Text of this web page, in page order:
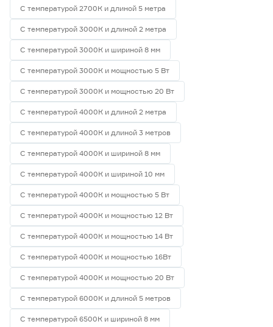
С температурой 2700К и длиной 5 метра
С температурой 3000К и длиной 2 метра
С температурой 3000К и шириной 8 мм
С температурой 3000К и мощностью 5 Вт
С температурой 3000К и мощностью 20 Вт
С температурой 4000К и длиной 2 метра
С температурой 4000К и длиной 3 метров
С температурой 4000К и шириной 8 мм
С температурой 4000К и шириной 10 мм
С температурой 4000К и мощностью 5 Вт
С температурой 4000К и мощностью 12 Вт
С температурой 4000К и мощностью 14 Вт
С температурой 4000К и мощностью 16Вт
С температурой 4000К и мощностью 20 Вт
С температурой 6000К и длиной 5 метров
С температурой 6500К и шириной 8 мм